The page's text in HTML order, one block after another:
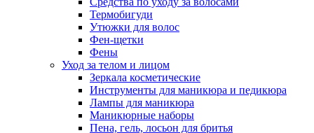
Термобигуди
Утюжки для волос
Фен-щетки
Фены
Уход за телом и лицом
Зеркала косметические
Инструменты для маникюра и педикюра
Лампы для маникюра
Маникюрные наборы
Пена, гель, лосьон для бритья